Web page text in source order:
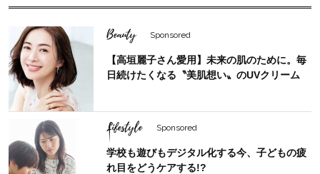
Beauty Sponsored
【高垣麗子さん愛用】未来の肌のために。毎
日続けたくなる〝美肌想い〟のUVクリーム
Lifestyle Sponsored
学校も遊びもデジタル化する今、子どもの疲
れ目をどうケアする!?